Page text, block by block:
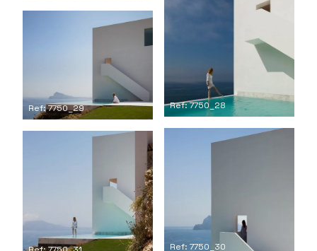
Ref: 7750_28
Ref: 7750_29
Ref: 7750_30